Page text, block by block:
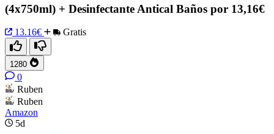
(4x750ml) + Desinfectante Antical Baños por 13,16€
13.16€ Gratis
1280
0
Ruben
Ruben
Amazon
5d